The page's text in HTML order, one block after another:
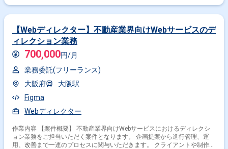
【Webディレクター】不動産業界向けWebサービスのデ
ィレクション業務
700,000円/月
業務委託(フリーランス)
大阪府
大阪駅
Figma
Webディレクター
作業内容 【案件概要】 不動産業界向けWebサービスにおけるディレクシ
ョン業務をご担当いただく案件となります。 企画提案から進行管理、運
用、改善まで一連のプロセスに関与いただきます。 クライアントや制作・